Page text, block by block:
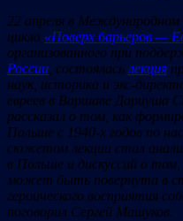
22 апреля в
цикла «Поверх барьеров —
организованного при
России , состоялась лекция
наук, историка и экс-
евреев в Варшаве Дариуша
рассказал о том, как
Польше с 1940-х годов по
сюжетом лекции стал
в Польше и дискуссий о
может быть повернута в
героического восприятия
поговорил Сергей Машуков.